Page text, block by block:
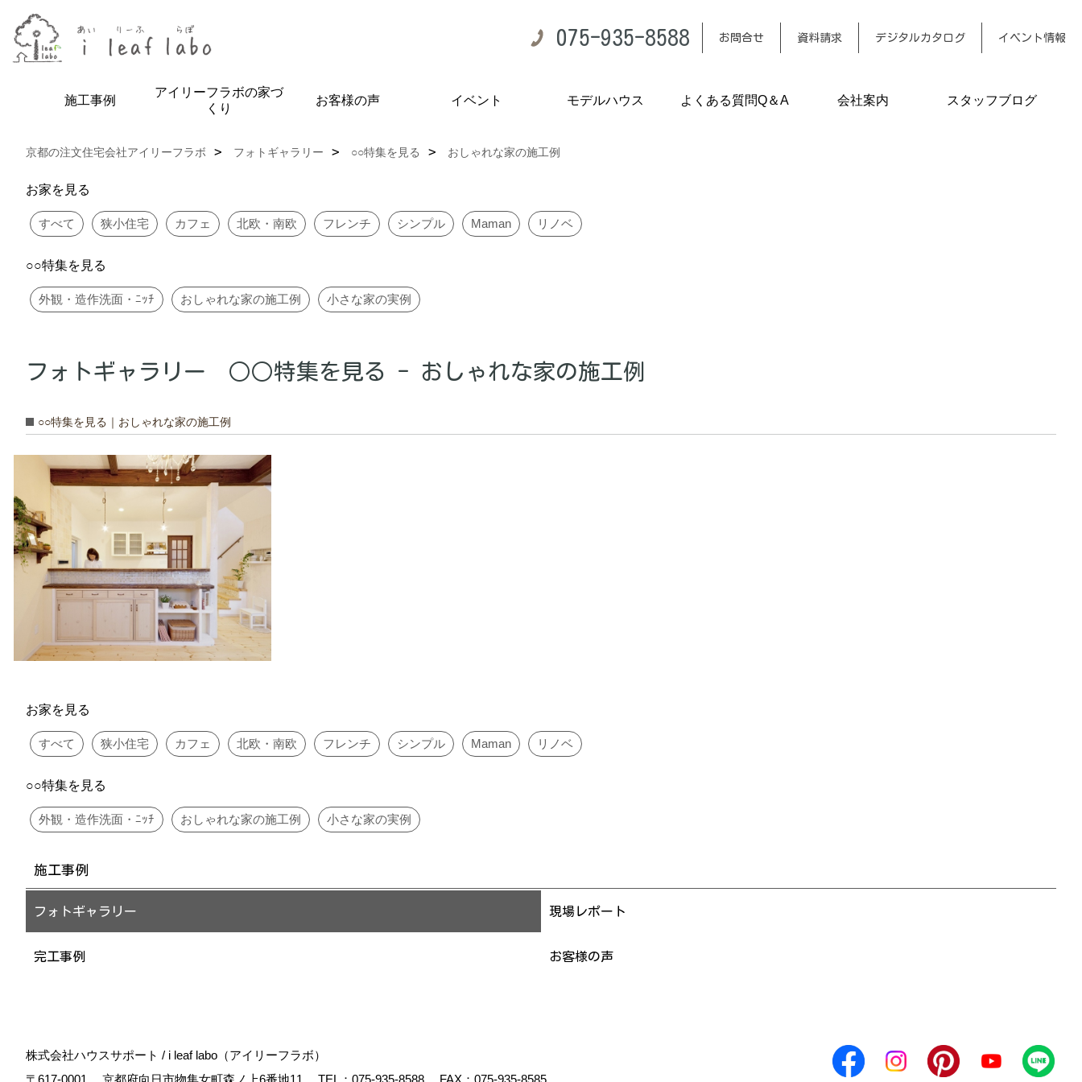
075-935-8588 お問合せ 資料請求 デジタルカタログ イベント情報
施工事例
アイリーフラボの家づ
くり
お客様の声 イベント モデルハウス よくある質問Q＆A 会社案内 スタッフブログ
京都の注文住宅会社アイリーフラボ フォトギャラリー ○○特集を見る おしゃれな家の施工例
お家を見る
すべて 狭小住宅 カフェ 北欧・南欧 フレンチ シンプル Maman リノベ
○○特集を見る
外観・造作洗面・ﾆｯﾁ おしゃれな家の施工例 小さな家の実例
フォトギャラリー ○○特集を見る - おしゃれな家の施工例
○○特集を見る｜おしゃれな家の施工例
お家を見る
すべて 狭小住宅 カフェ 北欧・南欧 フレンチ シンプル Maman リノベ
○○特集を見る
外観・造作洗面・ﾆｯﾁ おしゃれな家の施工例 小さな家の実例
施工事例
フォトギャラリー 現場レポート
完工事例 お客様の声
株式会社ハウスサポート / i leaf labo（アイリーフラボ）